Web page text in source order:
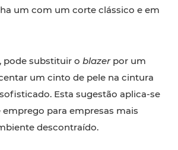
um com um corte clássico e em
pode substituir o blazerpor um
um cinto de pele na cintura
Esta sugestão aplica-se
emprego para empresas mais
descontraído.